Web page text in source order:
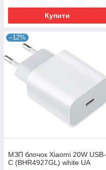
Купити
–12%
МЗП блочок Xiaomi 20W USB-
C (BHR4927GL) white UA